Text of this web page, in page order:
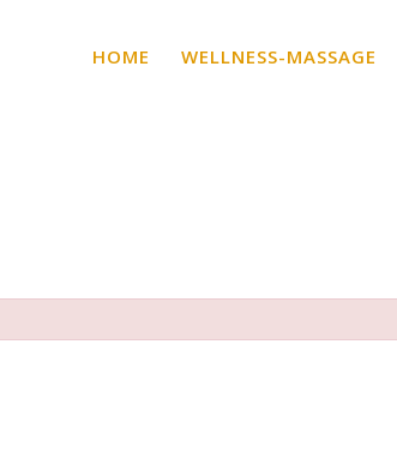
HOME WELLNESS-MASSAGE